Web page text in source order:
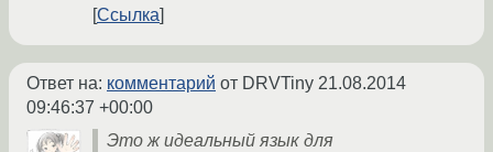
Ссылка
Ответ на: комментарий от DRVTiny 21.08.2014
09:46:37 +00:00
Это ж идеальный язык для